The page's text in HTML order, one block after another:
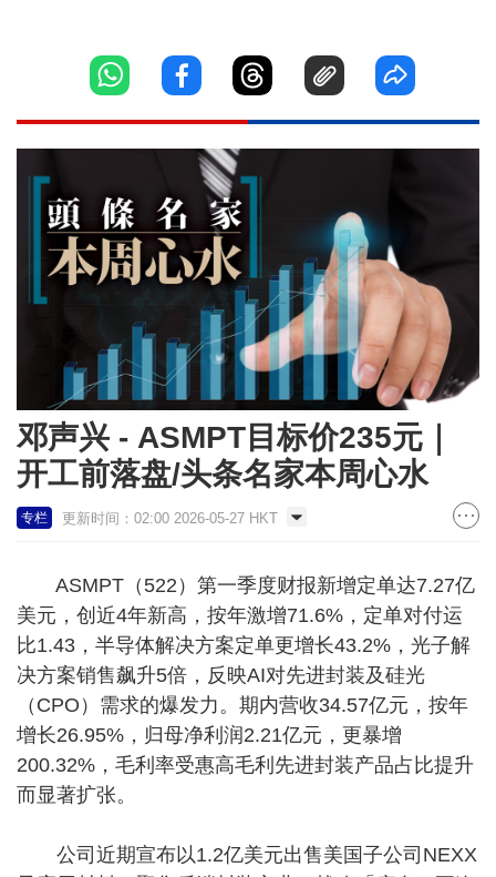
邓声兴 - ASMPT目标价235元｜
开工前落盘/头条名家本周心水
专栏 更新时间：02:00 2026-05-27 HKT
ASMPT（522）第一季度财报新增定单达7.27亿
美元，创近4年新高，按年激增71.6%，定单对付运
比1.43，半导体解决方案定单更增长43.2%，光子解
决方案销售飙升5倍，反映AI对先进封装及硅光
（CPO）需求的爆发力。期内营收34.57亿元，按年
增长26.95%，归母净利润2.21亿元，更暴增
200.32%，毛利率受惠高毛利先进封装产品占比提升
而显著扩张。
公司近期宣布以1.2亿美元出售美国子公司NEXX